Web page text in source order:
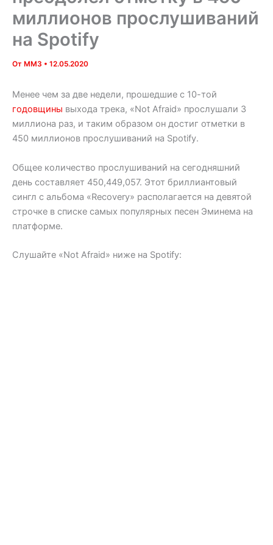
миллионов прослушиваний
на Spotify
От MM3 • 12.05.2020
Менее чем за две недели, прошедшие с 10-той
годовщины выхода трека, «Not Afraid» прослушали 3
миллиона раз, и таким образом он достиг отметки в
450 миллионов прослушиваний на Spotify.
Общее количество прослушиваний на сегодняшний
день составляет 450,449,057. Этот бриллиантовый
сингл с альбома «Recovery» располагается на девятой
строчке в списке самых популярных песен Эминема на
платформе.
Слушайте «Not Afraid» ниже на Spotify: